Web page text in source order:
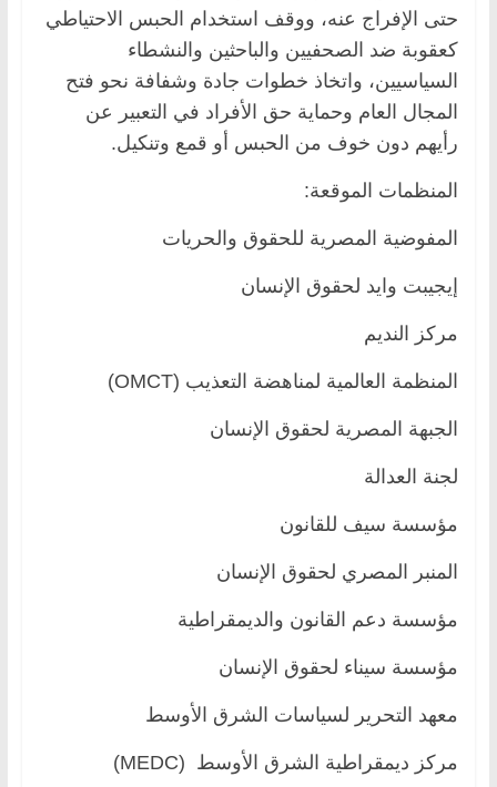
حتى الإفراج عنه، ووقف استخدام الحبس الاحتياطي
كعقوبة ضد الصحفيين والباحثين والنشطاء
السياسيين، واتخاذ خطوات جادة وشفافة نحو فتح
المجال العام وحماية حق الأفراد في التعبير عن
رأيهم دون خوف من الحبس أو قمع وتنكيل.
المنظمات الموقعة:
المفوضية المصرية للحقوق والحريات
إيجيبت وايد لحقوق الإنسان
مركز النديم
المنظمة العالمية لمناهضة التعذيب (OMCT)
الجبهة المصرية لحقوق الإنسان
لجنة العدالة
مؤسسة سيف للقانون
المنبر المصري لحقوق الإنسان
مؤسسة دعم القانون والديمقراطية
مؤسسة سيناء لحقوق الإنسان
معهد التحرير لسياسات الشرق الأوسط
مركز ديمقراطية الشرق الأوسط (MEDC)